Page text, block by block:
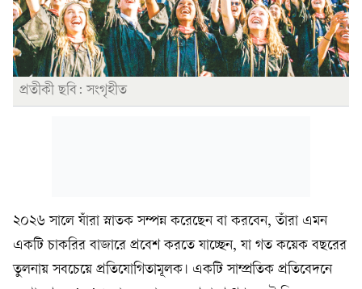
প্রতীকী ছবি: সংগৃহীত
২০২৬ সালে যাঁরা স্নাতক সম্পন্ন করেছেন বা করবেন, তাঁরা এমন
একটি চাকরির বাজারে প্রবেশ করতে যাচ্ছেন, যা গত কয়েক বছরের
তুলনায় সবচেয়ে প্রতিযোগিতামূলক। একটি সাম্প্রতিক প্রতিবেদনে